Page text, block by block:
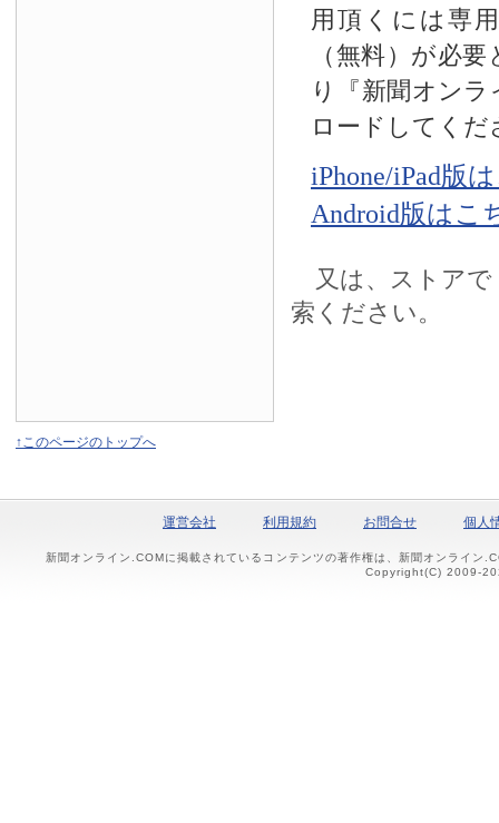
用頂くには専
（無料）が必
り『新聞オン
ロードしてくだ
iPhone/iPad版
Android版はこ
又は、ストアで
索ください。
↑このページのトップへ
運営会社 利用規約 お問合せ 個人
新聞オンライン.COMに掲載されているコンテンツの著作権は、新聞オンライン
Copyright(C) 2009-